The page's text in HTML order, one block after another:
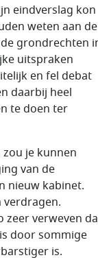
eindverslag kon
weten aan de
grondrechten
uitspraken
en fel debat
daarbij heel
te doen ter
je kunnen
van de
nieuw kabinet.
zeer verweven
door sommige
is.